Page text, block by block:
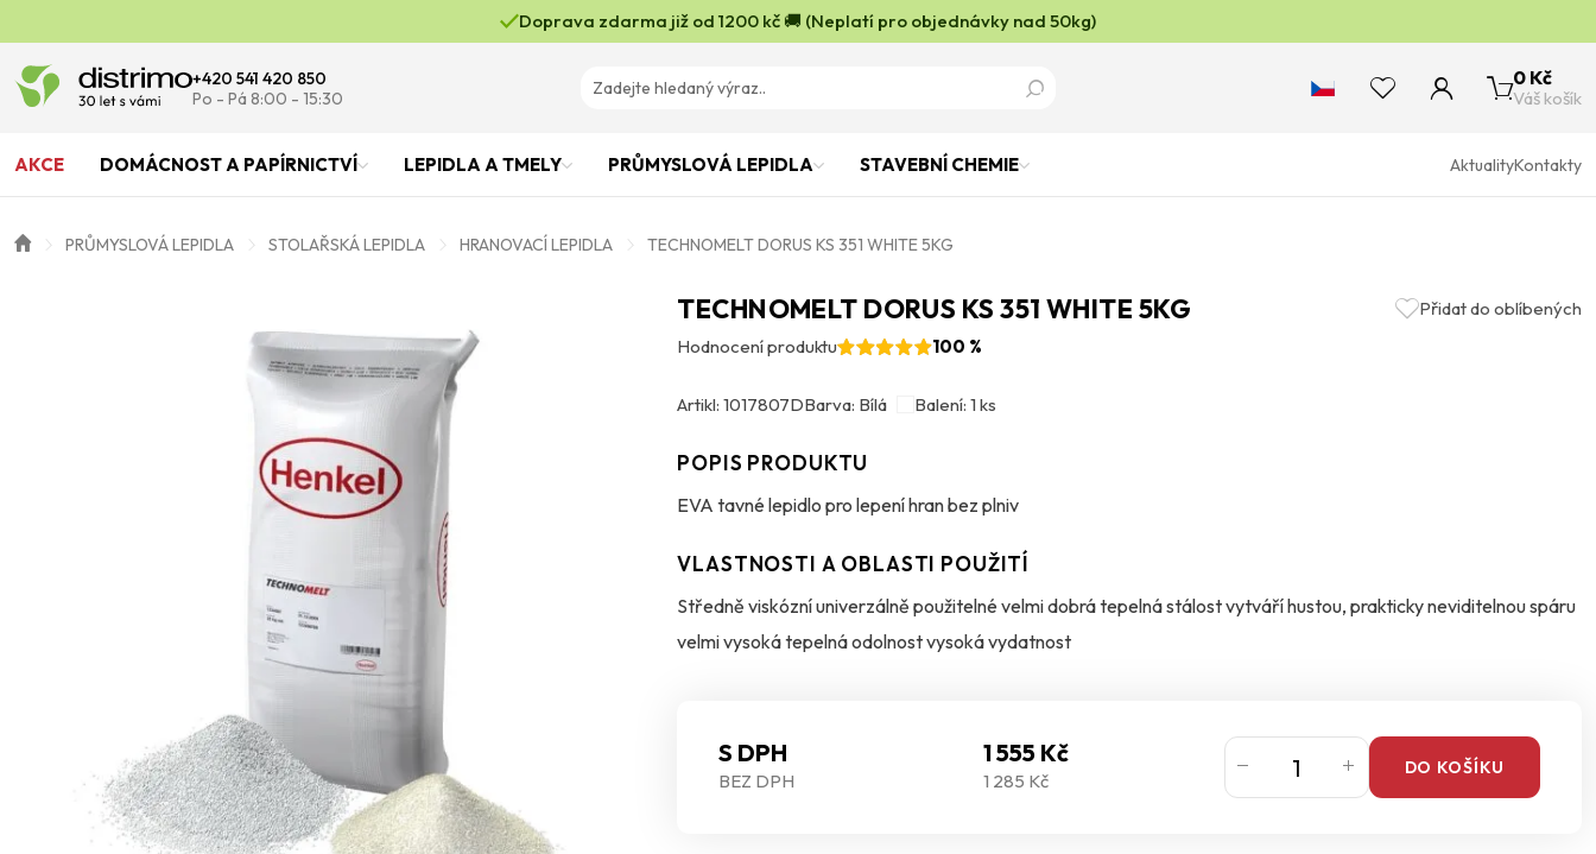
Doprava zdarma již od 1200 kč 🚚 (Neplatí pro objednávky nad 50kg)
+420 541 420 850
Po - Pá 8:00 - 15:30
0 Kč
Váš košík
AKCE DOMÁCNOST A PAPÍRNICTVÍ LEPIDLA A TMELY PRŮMYSLOVÁ LEPIDLA STAVEBNÍ CHEMIE AktualityKontakty
PRŮMYSLOVÁ LEPIDLA STOLAŘSKÁ LEPIDLA HRANOVACÍ LEPIDLA TECHNOMELT DORUS KS 351 WHITE 5KG
TECHNOMELT DORUS KS 351 WHITE 5KG
Přidat do oblíbených
Hodnocení produktu
100 %
Artikl: 1017807DBarva: Bílá Balení: 1 ks
POPIS PRODUKTU
EVA tavné lepidlo pro lepení hran bez plniv
VLASTNOSTI A OBLASTI POUŽITÍ
Středně viskózní univerzálně použitelné velmi dobrá tepelná stálost vytváří hustou, prakticky neviditelnou spáru
velmi vysoká tepelná odolnost vysoká vydatnost
S DPH 1 555 Kč
BEZ DPH 1 285 Kč
DO KOŠÍKU